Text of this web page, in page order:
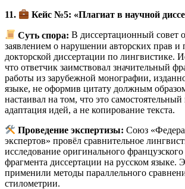
11. Кейс №5: «Плагиат в научной
Суть спора: В диссертационный совет
заявлением о нарушении авторских прав и
докторской диссертации по лингвистике.
что ответчик заимствовал значительный
работы из зарубежной монографии,
языке, не оформив цитату должным
настаивал на том, что это самостоятельный
адаптация идей, а не копирование текста.
Проведение экспертизы: Союз
экспертов» провёл сравнительное
исследование оригинального
фрагмента диссертации на русском языке.
применили методы параллельного
стилометрии.